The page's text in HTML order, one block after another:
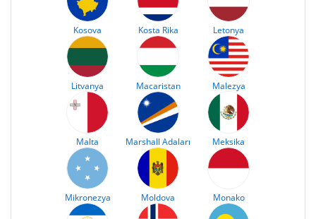
Kosova Kosta Rika Letonya
Litvanya Macaristan Malezya
Malta Marshall Adaları Meksika
Mikronezya Moldova Monako